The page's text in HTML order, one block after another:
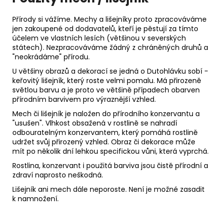
Přírody si vážíme. Mechy a lišejníky proto zpracováváme
jen zakoupené od dodavatelů, kteří je pěstují za tímto
účelem ve vlastních lesích (většinou v severských
státech). Nezpracováváme žádný z chráněných druhů a
"neokrádáme" přírodu.
U většiny obrazů a dekorací se jedná o Dutohlávku sobí -
keřovitý lišejník, který roste velmi pomalu. Má přirozeně
světlou barvu a je proto ve většině případech obarven
přírodním barvivem pro výraznější vzhled.
Mech či lišejník je naložen do přírodního konzervantu a
"usušen". Vlhkost obsažená v rostlině se nahradí
odbouratelným konzervantem, který pomáhá rostlině
udržet svůj přirozený vzhled. Obraz či dekorace může
mít po několik dní lehkou specifickou vůni, která vyprchá.
Rostlina, konzervant i použitá barviva jsou čistě přírodní a
zdraví naprosto neškodná.
Lišejník ani mech dále neporoste. Není je možné zasadit
k namnožení.